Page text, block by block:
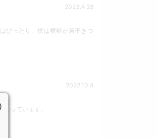
2023.4.28
ぴったり、僕は横幅が若干きつ
2022.10.4
っています。